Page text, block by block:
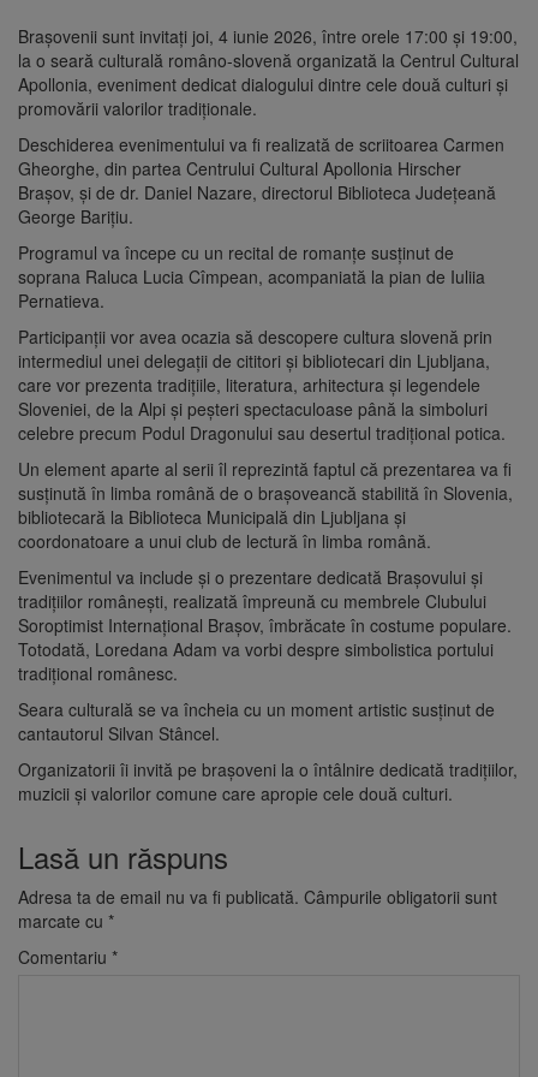
Brașovenii sunt invitați joi, 4 iunie 2026, între orele 17:00 și 19:00,
la o seară culturală româno-slovenă organizată la Centrul Cultural
Apollonia, eveniment dedicat dialogului dintre cele două culturi și
promovării valorilor tradiționale.
Deschiderea evenimentului va fi realizată de scriitoarea Carmen
Gheorghe, din partea Centrului Cultural Apollonia Hirscher
Brașov, și de dr. Daniel Nazare, directorul Biblioteca Județeană
George Barițiu.
Programul va începe cu un recital de romanțe susținut de
soprana Raluca Lucia Cîmpean, acompaniată la pian de Iuliia
Pernatieva.
Participanții vor avea ocazia să descopere cultura slovenă prin
intermediul unei delegații de cititori și bibliotecari din Ljubljana,
care vor prezenta tradițiile, literatura, arhitectura și legendele
Sloveniei, de la Alpi și peșteri spectaculoase până la simboluri
celebre precum Podul Dragonului sau desertul tradițional potica.
Un element aparte al serii îl reprezintă faptul că prezentarea va fi
susținută în limba română de o brașoveancă stabilită în Slovenia,
bibliotecară la Biblioteca Municipală din Ljubljana și
coordonatoare a unui club de lectură în limba română.
Evenimentul va include și o prezentare dedicată Brașovului și
tradițiilor românești, realizată împreună cu membrele Clubului
Soroptimist Internațional Brașov, îmbrăcate în costume populare.
Totodată, Loredana Adam va vorbi despre simbolistica portului
tradițional românesc.
Seara culturală se va încheia cu un moment artistic susținut de
cantautorul Silvan Stâncel.
Organizatorii îi invită pe brașoveni la o întâlnire dedicată tradițiilor,
muzicii și valorilor comune care apropie cele două culturi.
Lasă un răspuns
Adresa ta de email nu va fi publicată. Câmpurile obligatorii sunt
marcate cu *
Comentariu *